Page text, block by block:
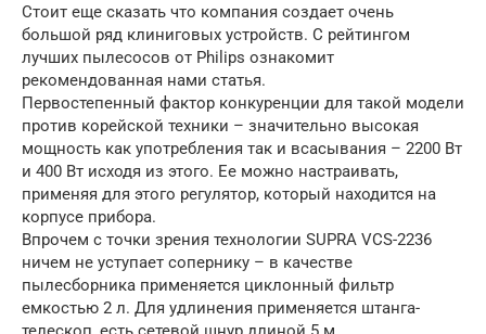
Стоит еще сказать что компания создает очень
большой ряд клиниговых устройств. С рейтингом
лучших пылесосов от Philips ознакомит
рекомендованная нами статья.
Первостепенный фактор конкуренции для такой модели
против корейской техники – значительно высокая
мощность как употребления так и всасывания – 2200 Вт
и 400 Вт исходя из этого. Ее можно настраивать,
применяя для этого регулятор, который находится на
корпусе прибора.
Впрочем с точки зрения технологии SUPRA VCS-2236
ничем не уступает сопернику – в качестве
пылесборника применяется циклонный фильтр
емкостью 2 л. Для удлинения применяется штанга-